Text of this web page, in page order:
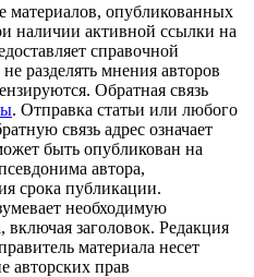
материалов, опубликованных
наличии активной ссылки на
справочной
разделять мнения авторов
Обратная связь
. Отправка статьи или любого
связь адрес означает
быть опубликован на
автора,
срока публикации.
необходимую
включая заголовок. Редакция
материала несет
авторских прав